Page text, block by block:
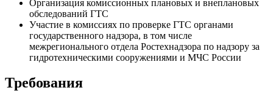
Организация комиссионных плановых и внеплановых
обследований ГТС
Участие в комиссиях по проверке ГТС органами
государственного надзора, в том числе
межрегионального отдела Ростехнадзора по надзору за
гидротехническими сооружениями и МЧС России
Требования